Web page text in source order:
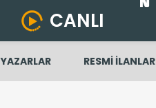
CANLI
YAZARLAR RESMİ İLANLAR